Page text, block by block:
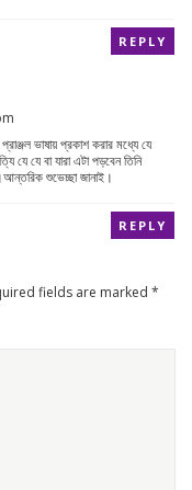
REPLY
ভাষায় প্রকাশ করার মধ্যে যে
যে যে বা যারা এটা পড়বেন তিনি
শুভেচ্ছা জানাই।
REPLY
fields are marked *